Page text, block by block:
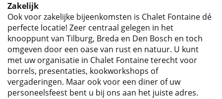
Zakelijk
Ook voor zakelijke bijeenkomsten is Chalet Fontaine dé
perfecte locatie! Zeer centraal gelegen in het
knooppunt van Tilburg, Breda en Den Bosch en toch
omgeven door een oase van rust en natuur. U kunt
met uw organisatie in Chalet Fontaine terecht voor
borrels, presentaties, kookworkshops of
vergaderingen. Maar ook voor een diner of uw
personeelsfeest bent u bij ons aan het juiste adres.